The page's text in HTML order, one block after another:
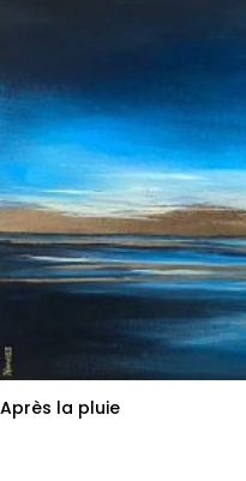
Après la pluie